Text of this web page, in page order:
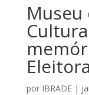
por IBRADE|